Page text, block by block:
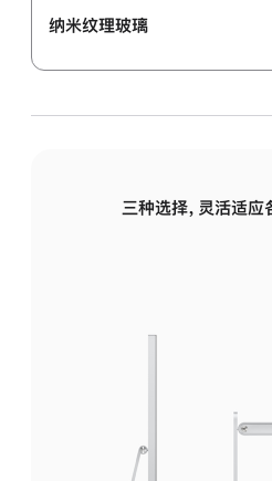
纳米纹理玻璃
三种选择，灵活适应